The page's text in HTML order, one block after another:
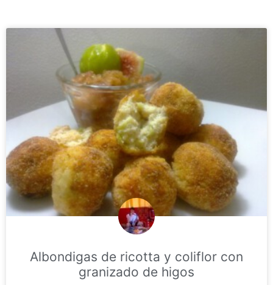
Albondigas de ricotta y coliflor con
granizado de higos